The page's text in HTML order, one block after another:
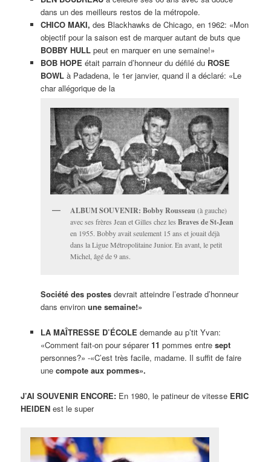
dans un des meilleurs restos de la métropole.
CHICO MAKI, des Blackhawks de Chicago, en 1962: «Mon
objectif pour la saison est de marquer autant de buts que
BOBBY HULLpeut en marquer en une semaine!»
BOB HOPE était parrain d’honneur du défilé du ROSE
BOWLà Padadena, le 1er janvier, quand il a déclaré: «Le
char allégorique de la
ALBUM SOUVENIR: Bobby Rousseau (à gauche)
avec ses frères Jean et Gilles chez les Braves de St-Jean
en 1955. Bobby avait seulement 15 ans et jouait déjà
dans la Ligue Métropolitaine Junior. En avant, le petit
Michel, âgé de 9 ans.
Société des postesdevrait atteindre l’estrade d’honneur
dans environ une semaine!»
LA MAÎTRESSE D’ÉCOLE demande au p’tit Yvan:
«Comment fait-on pour séparer11 pommes entre sept
personnes?» -«C’est très facile, madame. Il suffit de faire
une compote aux pommes».
J’AI SOUVENIR ENCORE: En 1980, le patineur de vitesse ERIC
HEIDEN est le super